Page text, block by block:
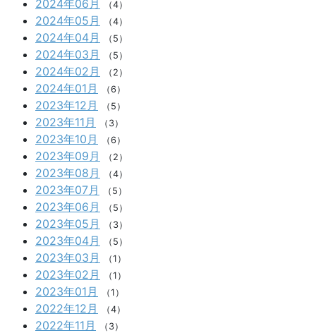
2024年06月 （4）
2024年05月 （4）
2024年04月 （5）
2024年03月 （5）
2024年02月 （2）
2024年01月 （6）
2023年12月 （5）
2023年11月 （3）
2023年10月 （6）
2023年09月 （2）
2023年08月 （4）
2023年07月 （5）
2023年06月 （5）
2023年05月 （3）
2023年04月 （5）
2023年03月 （1）
2023年02月 （1）
2023年01月 （1）
2022年12月 （4）
2022年11月 （3）